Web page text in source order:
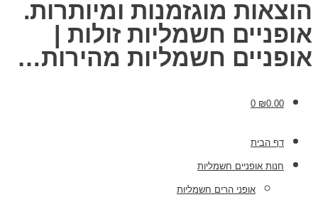
הוצאות מוגזמנות ומיותרות.
אופניים חשמליות זולות |
אופניים חשמליות מהירות…
₪0.00
0
דף הבית
חנות אופניים חשמליות
אופני הרים חשמליות